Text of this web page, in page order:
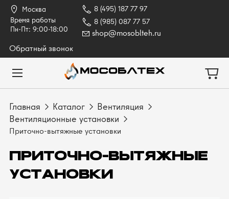
Москва
8 (495) 187 77 97
8 (985) 087 77 57
shop@mosoblteh.ru
Время работы
Пн-Пт: 9:00-18:00
Обратный звонок
Главная Каталог
Вентиляция
Вентиляционные установки
Приточно-вытяжные установки
ПРИТОЧНО-ВЫТЯЖНЫЕ
УСТАНОВКИ